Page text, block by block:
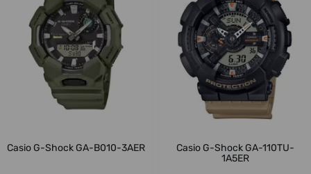
Casio G-Shock GA-B010-3AER
Casio G-Shock GA-110TU-
1A5ER